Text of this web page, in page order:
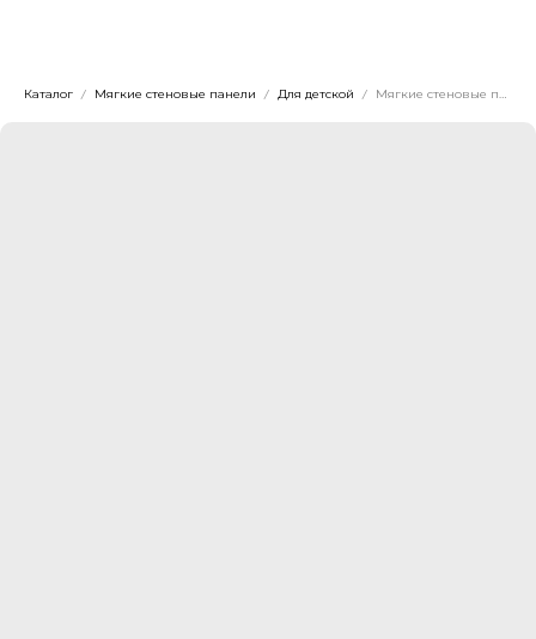
Каталог Мягкие стеновые панели Для детской Мягкие стеновые панели для детской по индивидуальному размеру